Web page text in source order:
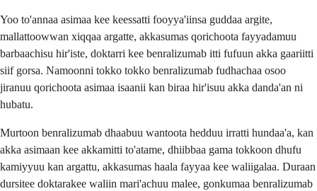
Yoo to'annaa asimaa kee keessatti fooyya'iinsa guddaa argite,
mallattoowwan xiqqaa argatte, akkasumas qorichoota fayyadamuu
barbaachisu hir'iste, doktarri kee benralizumab itti fufuun akka gaariitti
siif gorsa. Namoonni tokko tokko benralizumab fudhachaa osoo
jiranuu qorichoota asimaa isaanii kan biraa hir'isuu akka danda'an ni
hubatu.
Murtoon benralizumab dhaabuu wantoota hedduu irratti hundaa'a, kan
akka asimaan kee akkamitti to'atame, dhiibbaa gama tokkoon dhufu
kamiyyuu kan argattu, akkasumas haala fayyaa kee waliigalaa. Duraan
dursitee doktarakee waliin mari'achuu malee, gonkumaa benralizumab